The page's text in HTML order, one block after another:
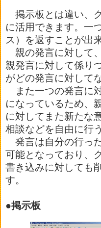
掲示板とは違い、
に活用できます。一
ス）を返すことが出
親の発言に対して
親発言に対して係り
がどの発言に対して
また一つの発言に
になっているため、
に対してまた新たな
相談などを自由に行
発言は自分の行っ
可能となっており、
書き込みに対しても
す。
●掲示板